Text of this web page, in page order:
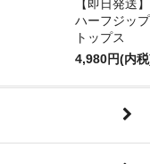
【即日発送
ハーフジッ
トップス
4,980円(内